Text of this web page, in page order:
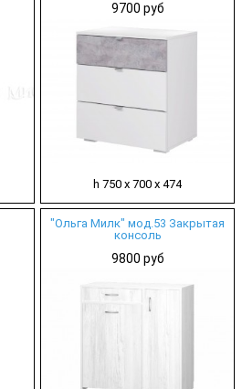
9700 руб
h 750 х 700 х 474
"Ольга Милк" мод.53 Закрытая
консоль
9800 руб